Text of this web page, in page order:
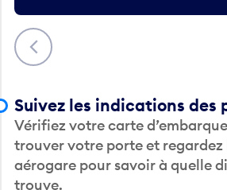
Précédent
Suivez les indications des
Vérifiez votre carte
trouver votre porte et
aérogare pour savoir à quelle
trouve.